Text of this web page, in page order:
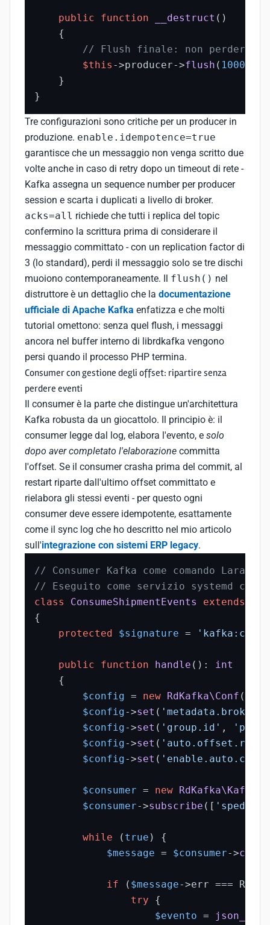
public function __destruct ( )
{
// Flush finale: non perdere
$this ->producer->flush ( 10000
    }
}
Tre configurazioni sono critiche per un producer in
produzione. enable.idempotence=true
garantisce che un messaggio non venga scritto due
volte anche in caso di retry dopo un timeout di rete -
Kafka assegna un sequence number per producer
session e scarta i duplicati a livello di broker.
acks=all richiede che tutti i replica del topic
confermino la scrittura prima di considerare il
messaggio committato - con un replication factor di
3 (lo standard), perdi il messaggio solo se tre dischi
muoiono contemporaneamente. Il flush() nel
distruttore è un dettaglio che la documentazione
ufficiale di Apache Kafka enfatizza e che molti
tutorial omettono: senza quel flush, i messaggi
ancora nel buffer interno di librdkafka vengono
persi quando il processo PHP termina.
Consumer con gestione degli offset: ripartire senza
perdere eventi
Il consumer è la parte che distingue un'architettura
Kafka robusta da un giocattolo. Il principio è: il
consumer legge dal log, elabora l'evento, e solo
dopo aver completato l'elaborazione committa
l'offset. Se il consumer crasha prima del commit, al
restart riparte dall'ultimo offset committato e
rielabora gli stessi eventi - per questo ogni
consumer deve essere idempotente, esattamente
come il sync log che ho descritto nel mio articolo
sull'integrazione con sistemi ERP legacy.
// Consumer Kafka come comando
// Eseguito come servizio systemd con
class
ConsumeShipmentEvents extends
{
protected
$signature =
public function handle ( ): int
{
$config = new RdKafka\Conf ();
$config->set (
$config->set ( 'group.id' ,
$config->set (
$config->set (
$consumer = new
$consumer->subscribe ([
while ( true ) {
$message = $consumer->
if ( $message->err ===
try {
$evento =